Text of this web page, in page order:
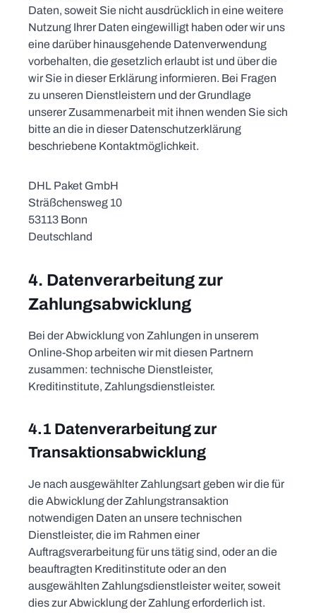
Daten, soweit Sie nicht ausdrücklich in eine weitere
Nutzung Ihrer Daten eingewilligt haben oder wir uns
eine darüber hinausgehende Datenverwendung
vorbehalten, die gesetzlich erlaubt ist und über die
wir Sie in dieser Erklärung informieren. Bei Fragen
zu unseren Dienstleistern und der Grundlage
unserer Zusammenarbeit mit ihnen wenden Sie sich
bitte an die in dieser Datenschutzerklärung
beschriebene Kontaktmöglichkeit.
DHL Paket GmbH
Sträßchensweg 10
53113 Bonn
Deutschland
4. Datenverarbeitung zur
Zahlungsabwicklung
Bei der Abwicklung von Zahlungen in unserem
Online-Shop arbeiten wir mit diesen Partnern
zusammen: technische Dienstleister,
Kreditinstitute, Zahlungsdienstleister.
4.1 Datenverarbeitung zur
Transaktionsabwicklung
Je nach ausgewählter Zahlungsart geben wir die für
die Abwicklung der Zahlungstransaktion
notwendigen Daten an unsere technischen
Dienstleister, die im Rahmen einer
Auftragsverarbeitung für uns tätig sind, oder an die
beauftragten Kreditinstitute oder an den
ausgewählten Zahlungsdienstleister weiter, soweit
dies zur Abwicklung der Zahlung erforderlich ist.